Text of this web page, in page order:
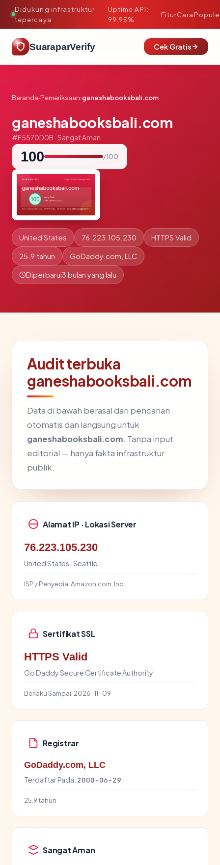
Didukung infrastruktur
tepercaya
·
Uptime API:
99.95%
FiturCara
SuaraparVerify Cek Gratis
Beranda›Pemeriksaan›ganeshabooksbali.com
ganeshabooksbali.com
#F5570D0B · Sangat Aman
100 / 100
United States 76.223.105.230 HTTPS Valid
25.9 tahun GoDaddy.com, LLC
Diperbarui3 bulan yang lalu
Audit terbuka
ganeshabooksbali.com
Data di bawah berasal dari pencarian
otomatis dan langsung untuk
ganeshabooksbali.com. Tanpa input
editorial — hanya fakta infrastruktur
publik.
Alamat IP · Lokasi Server
76.223.105.230
United States · Seattle
ISP / Penyedia:Amazon.com, Inc.
Sertifikat SSL
HTTPS Valid
Go Daddy Secure Certificate Authority
Berlaku Sampai: 2026-11-09
Registrar
GoDaddy.com, LLC
Terdaftar Pada: 2000-06-29
25.9 tahun
Sangat Aman